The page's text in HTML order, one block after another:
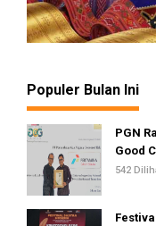
Populer Bulan Ini
PGN
Good
542